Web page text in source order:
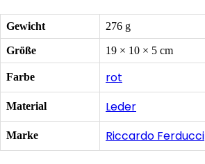
Gewicht 276 g
Größe 19 × 10 × 5 cm
Farbe rot
Material Leder
Marke Riccardo Ferducci